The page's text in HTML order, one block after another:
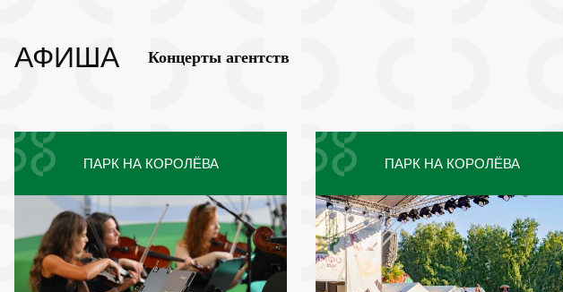
АФИША Концерты агентств
ПАРК НА КОРОЛЁВА ПАРК НА КОРОЛЁВА